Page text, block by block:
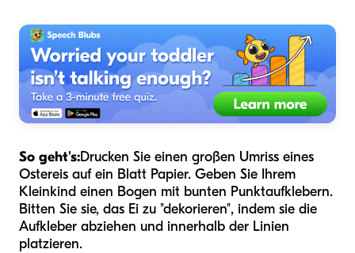
So geht's:Drucken Sie einen großen Umriss eines
Ostereis auf ein Blatt Papier. Geben Sie Ihrem
Kleinkind einen Bogen mit bunten Punktaufklebern.
Bitten Sie sie, das Ei zu "dekorieren", indem sie die
Aufkleber abziehen und innerhalb der Linien
platzieren.